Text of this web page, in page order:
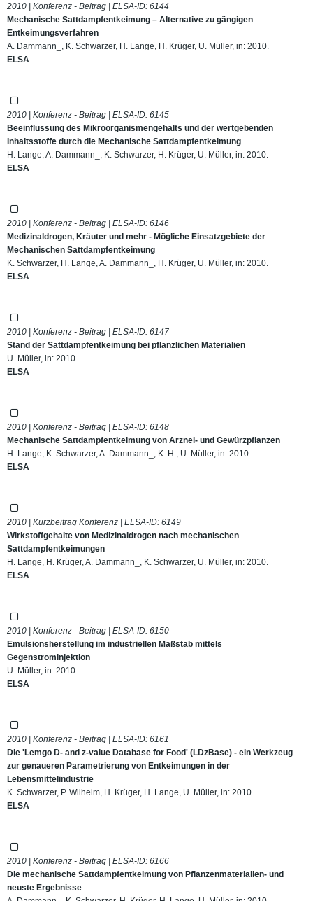
2010 | Konferenz - Beitrag | ELSA-ID: 6144
Mechanische Sattdampfentkeimung – Alternative zu gängigen
Entkeimungsverfahren
A. Dammann_, K. Schwarzer, H. Lange, H. Krüger, U. Müller, in: 2010.
ELSA
2010 | Konferenz - Beitrag | ELSA-ID: 6145
Beeinflussung des Mikroorganismengehalts und der wertgebenden
Inhaltsstoffe durch die Mechanische Sattdampfentkeimung
H. Lange, A. Dammann_, K. Schwarzer, H. Krüger, U. Müller, in: 2010.
ELSA
2010 | Konferenz - Beitrag | ELSA-ID: 6146
Medizinaldrogen, Kräuter und mehr - Mögliche Einsatzgebiete der
Mechanischen Sattdampfentkeimung
K. Schwarzer, H. Lange, A. Dammann_, H. Krüger, U. Müller, in: 2010.
ELSA
2010 | Konferenz - Beitrag | ELSA-ID: 6147
Stand der Sattdampfentkeimung bei pflanzlichen Materialien
U. Müller, in: 2010.
ELSA
2010 | Konferenz - Beitrag | ELSA-ID: 6148
Mechanische Sattdampfentkeimung von Arznei- und Gewürzpflanzen
H. Lange, K. Schwarzer, A. Dammann_, K. H., U. Müller, in: 2010.
ELSA
2010 | Kurzbeitrag Konferenz | ELSA-ID: 6149
Wirkstoffgehalte von Medizinaldrogen nach mechanischen
Sattdampfentkeimungen
H. Lange, H. Krüger, A. Dammann_, K. Schwarzer, U. Müller, in: 2010.
ELSA
2010 | Konferenz - Beitrag | ELSA-ID: 6150
Emulsionsherstellung im industriellen Maßstab mittels
Gegenstrominjektion
U. Müller, in: 2010.
ELSA
2010 | Konferenz - Beitrag | ELSA-ID: 6161
Die 'Lemgo D- and z-value Database for Food' (LDzBase) - ein Werkzeug
zur genaueren Parametrierung von Entkeimungen in der
Lebensmittelindustrie
K. Schwarzer, P. Wilhelm, H. Krüger, H. Lange, U. Müller, in: 2010.
ELSA
2010 | Konferenz - Beitrag | ELSA-ID: 6166
Die mechanische Sattdampfentkeimung von Pflanzenmaterialien- und
neuste Ergebnisse